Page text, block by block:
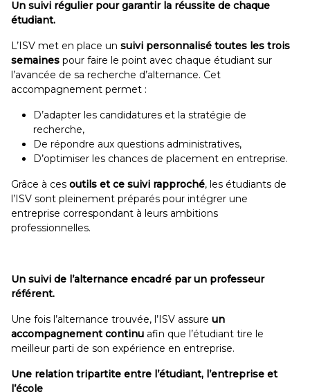
Un suivi régulier pour garantir la réussite de chaque
étudiant.
L’ISV met en place un suivi personnalisé toutes les trois
semaines pour faire le point avec chaque étudiant sur
l’avancée de sa recherche d’alternance. Cet
accompagnement permet :
D’adapter les candidatures et la stratégie de
recherche,
De répondre aux questions administratives,
D’optimiser les chances de placement en entreprise.
Grâce à ces outils et ce suivi rapproché, les étudiants de
l’ISV sont pleinement préparés pour intégrer une
entreprise correspondant à leurs ambitions
professionnelles.
Un suivi de l’alternance encadré par un professeur
référent.
Une fois l’alternance trouvée, l’ISV assure un
accompagnement continu afin que l’étudiant tire le
meilleur parti de son expérience en entreprise.
Une relation tripartite entre l’étudiant, l’entreprise et
l’école